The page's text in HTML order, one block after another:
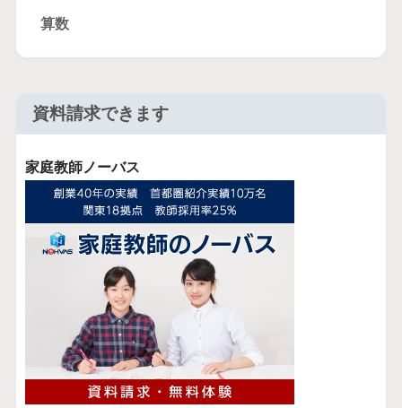
算数
資料請求できます
家庭教師ノーバス